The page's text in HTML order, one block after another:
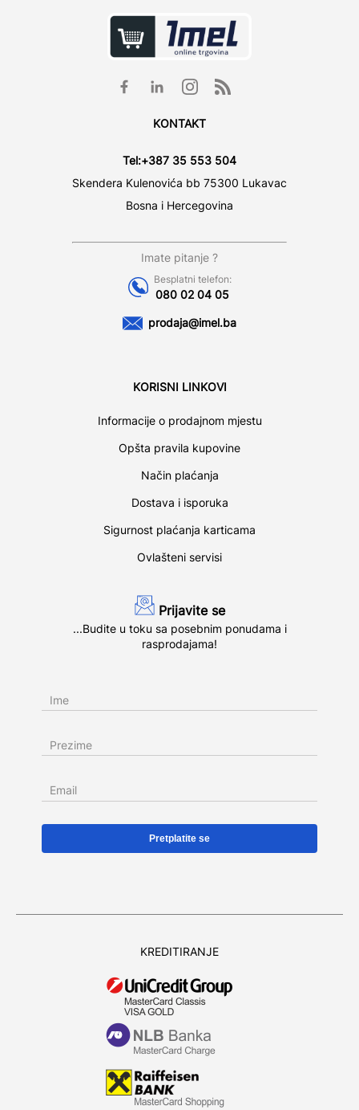
KONTAKT
Tel:+387 35 553 504
Skendera Kulenovića bb 75300 Lukavac
Bosna i Hercegovina
Imate pitanje ?
Besplatni telefon:
080 02 04 05
prodaja@imel.ba
KORISNI LINKOVI
Informacije o prodajnom mjestu
Opšta pravila kupovine
Način plaćanja
Dostava i isporuka
Sigurnost plaćanja karticama
Ovlašteni servisi
Prijavite se
...Budite u toku sa posebnim ponudama i
rasprodajama!
Ime
Prezime
Email
KREDITIRANJE